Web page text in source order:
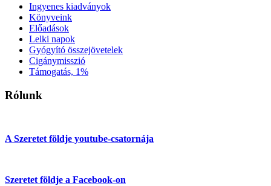
Ingyenes kiadványok
Könyveink
Előadások
Lelki napok
Gyógyító összejövetelek
Cigánymisszió
Támogatás, 1%
Rólunk
A Szeretet földje youtube-csatornája
Szeretet földje a Facebook-on